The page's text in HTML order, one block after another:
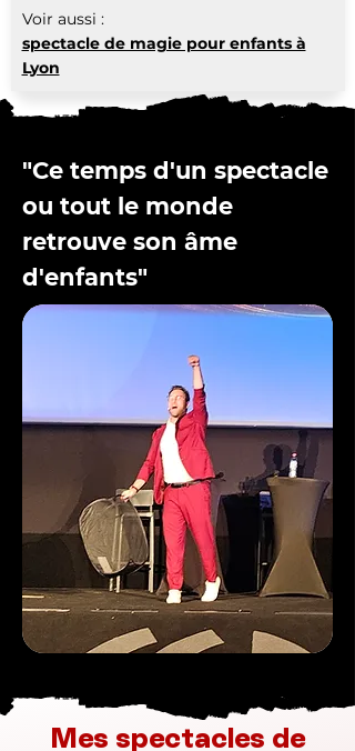
Voir aussi :
spectacle de magie pour enfants à
Lyon
"Ce temps d'un spectacle
ou tout le monde
retrouve son âme
d'enfants"
Mes spectacles de